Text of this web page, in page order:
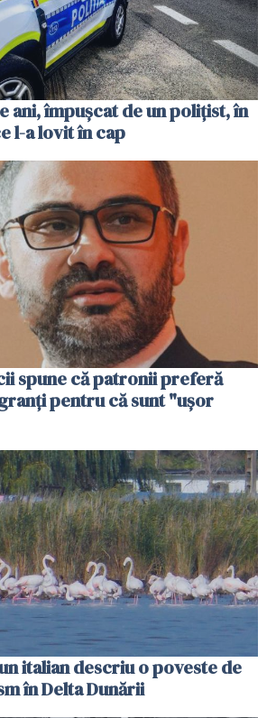
ani, împușcat de un polițist, în
l-a lovit în cap
spune că patronii preferă
pentru că sunt "uşor
italian descriu o poveste de
în Delta Dunării